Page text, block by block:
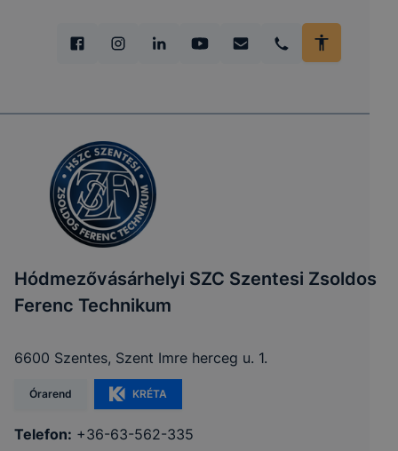
Hódmezővásárhelyi SZC Szentesi Zsoldos
Ferenc Technikum
6600 Szentes, Szent Imre herceg u. 1.
Órarend KRÉTA
Telefon: +36-63-562-335